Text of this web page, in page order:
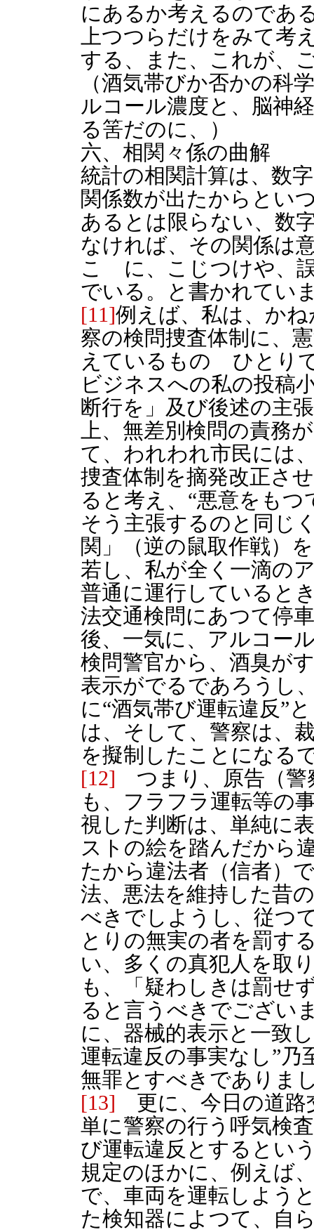
にあるか考えるのであ
上つつらだけをみて考
する、また、これが、
（酒気帯びか否かの科
ルコール濃度と、脳神
る筈だのに、）
六、相関々係の曲解
統計の相関計算は、数
関係数が出たからとい
あるとは限らない、数
なければ、その関係は
こゝに、こじつけや、
でいる。と書かれてい
[11]例えば、私は、か
察の検問捜査体制に、
えているものゝひとり
ビジネスへの私の投稿
断行を」及び後述の主
上、無差別検問の責務
て、われわれ市民には
捜査体制を摘発改正さ
ると考え、“悪意をも
そう主張するのと同じ
関」（逆の鼠取作戦）
若し、私が全く一滴の
普通に運行していると
法交通検問にあつて停
後、一気に、アルコー
検問警官から、酒臭が
表示がでるであろうし
に“酒気帯び運転違反”
は、そして、警察は、
を擬制したことになる
[12] つまり、原告（警
も、フラフラ運転等の
視した判断は、単純に
ストの絵を踏んだから
たから違法者（信者）
法、悪法を維持した昔
べきでしようし、従つ
とりの無実の者を罰す
い、多くの真犯人を取
も、「疑わしきは罰せ
ると言うべきでござい
に、器械的表示と一致
運転違反の事実なし”乃
無罪とすべきでありま
[13] 更に、今日の道路
単に警察の行う呼気検
び運転違反とするとい
規定のほかに、例えば
で、車両を運転しよう
た検知器によつて、自